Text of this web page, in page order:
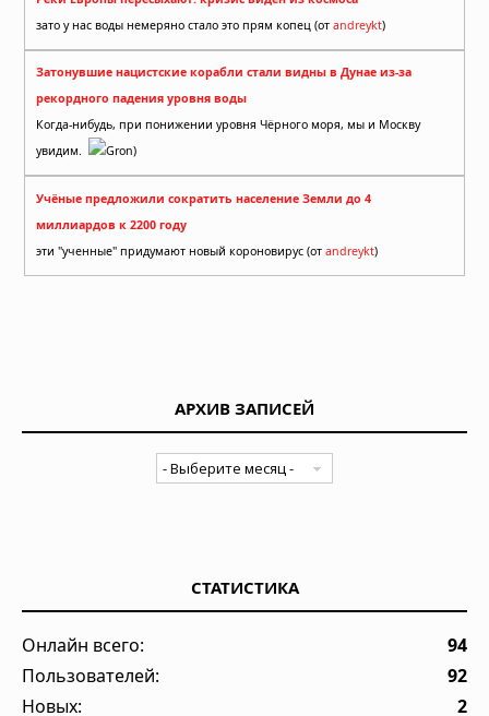
зато у нас воды немеряно стало это прям копец (от andreykt)
Затонувшие нацистские корабли стали видны в Дунае из-за
рекордного падения уровня воды
Когда-нибудь, при понижении уровня Чёрного моря, мы и Москву
увидим.
Gron)
Учёные предложили сократить население Земли до 4
миллиардов к 2200 году
эти "ученные" придумают новый короновирус (от andreykt)
АРХИВ ЗАПИСЕЙ
СТАТИСТИКА
Онлайн всего:
94
Пользователей:
92
Новых:
2